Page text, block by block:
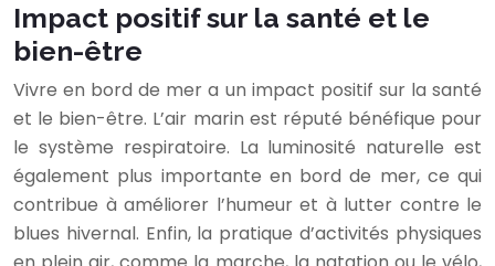
Impact positif sur la santé et le
bien-être
Vivre en bord de mer a un impact positif sur la santé
et le bien-être. L’air marin est réputé bénéfique pour
le système respiratoire. La luminosité naturelle est
également plus importante en bord de mer, ce qui
contribue à améliorer l’humeur et à lutter contre le
blues hivernal. Enfin, la pratique d’activités physiques